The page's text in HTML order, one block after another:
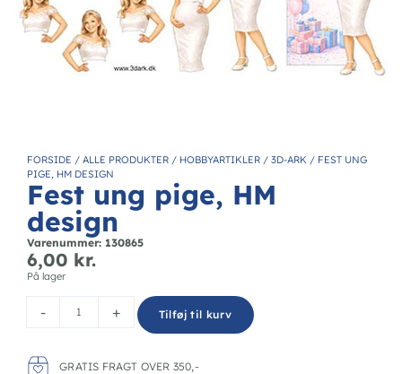
FORSIDE / ALLE PRODUKTER / HOBBYARTIKLER / 3D-ARK / FEST UNG
PIGE, HM DESIGN
Fest ung pige, HM
design
Varenummer: 130865
6,00 kr.
På lager
- + Tilføj til kurv
GRATIS FRAGT OVER 350,-